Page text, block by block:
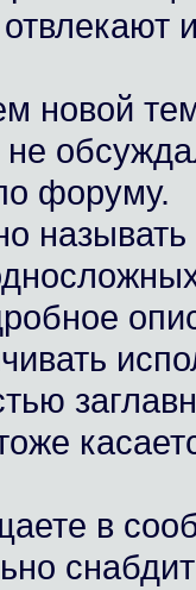
новой
форуму.
в